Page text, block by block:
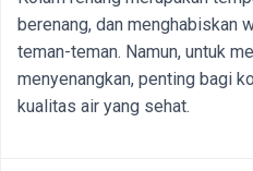
berenang, dan menghabiskan
teman-teman. Namun, untuk
menyenangkan, penting bagi
kualitas air yang sehat.